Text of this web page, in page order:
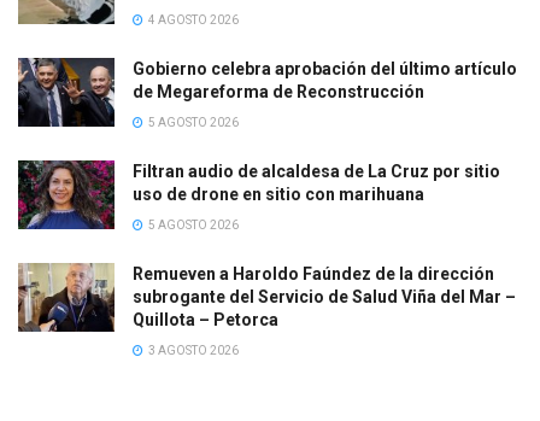
4 AGOSTO 2026
Gobierno celebra aprobación del último artículo
de Megareforma de Reconstrucción
5 AGOSTO 2026
Filtran audio de alcaldesa de La Cruz por sitio
uso de drone en sitio con marihuana
5 AGOSTO 2026
Remueven a Haroldo Faúndez de la dirección
subrogante del Servicio de Salud Viña del Mar –
Quillota – Petorca
3 AGOSTO 2026